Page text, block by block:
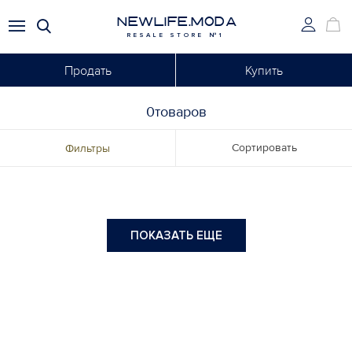
NEWLIFE.MODA
RESALE STORE №1
Продать Купить
0товаров
Фильтры Сортировать
ПОКАЗАТЬ ЕЩЕ